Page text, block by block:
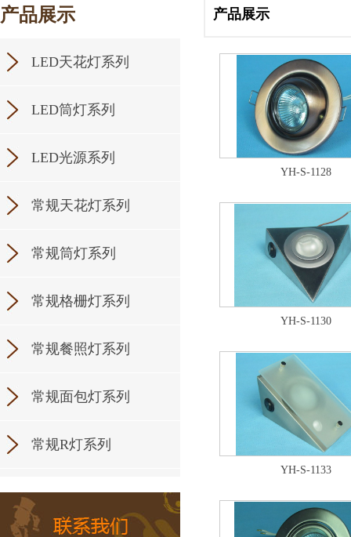
产品展示
LED天花灯系列
LED筒灯系列
LED光源系列
常规天花灯系列
常规筒灯系列
常规格栅灯系列
常规餐照灯系列
常规面包灯系列
常规R灯系列
产品展示
YH-S-1128
YH-S-1130
YH-S-1133